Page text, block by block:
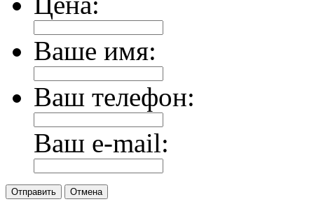
Ваше имя:
Ваш телефон:
Ваш e-mail:
Отправить Отмена